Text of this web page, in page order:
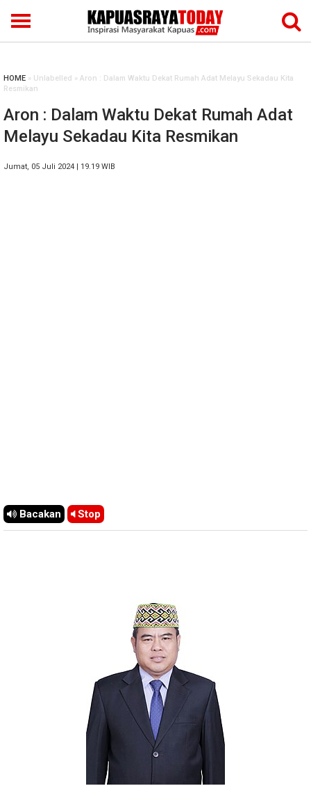
HOME » Unlabelled » Aron : Dalam Waktu Dekat Rumah Adat Melayu Sekadau Kita
Resmikan
Aron : Dalam Waktu Dekat Rumah Adat
Melayu Sekadau Kita Resmikan
Jumat, 05 Juli 2024 | 19.19 WIB
Bacakan Stop